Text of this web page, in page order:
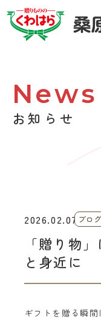
お知らせ
News
2026.02.07 ブログ
「贈り物
と身近に
ギフトを贈る瞬